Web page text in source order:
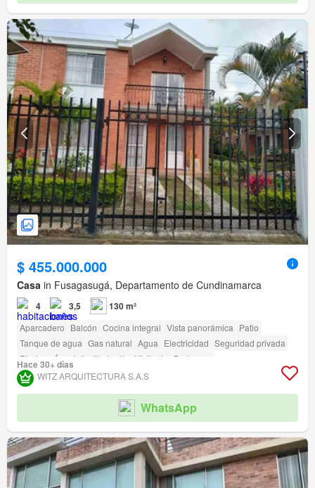
$ 455.000.000
Casa in Fusagasugá, Departamento de Cundinamarca
4 3,5 130 m²
Aparcadero Balcón Cocina integral Vista panorámica Patio
Tanque de agua Gas natural Agua Electricidad Seguridad privada
Piscina
Área infantil Jardín Vigilante
Barbecue
Acceso para personas con discapacidad
Hace 30+ días
WITZ ARQUITECTURA S.A.S
WhatsApp